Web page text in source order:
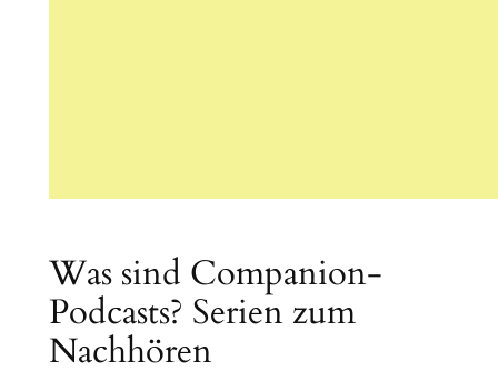
Was sind Companion-
Podcasts? Serien zum
Nachhören